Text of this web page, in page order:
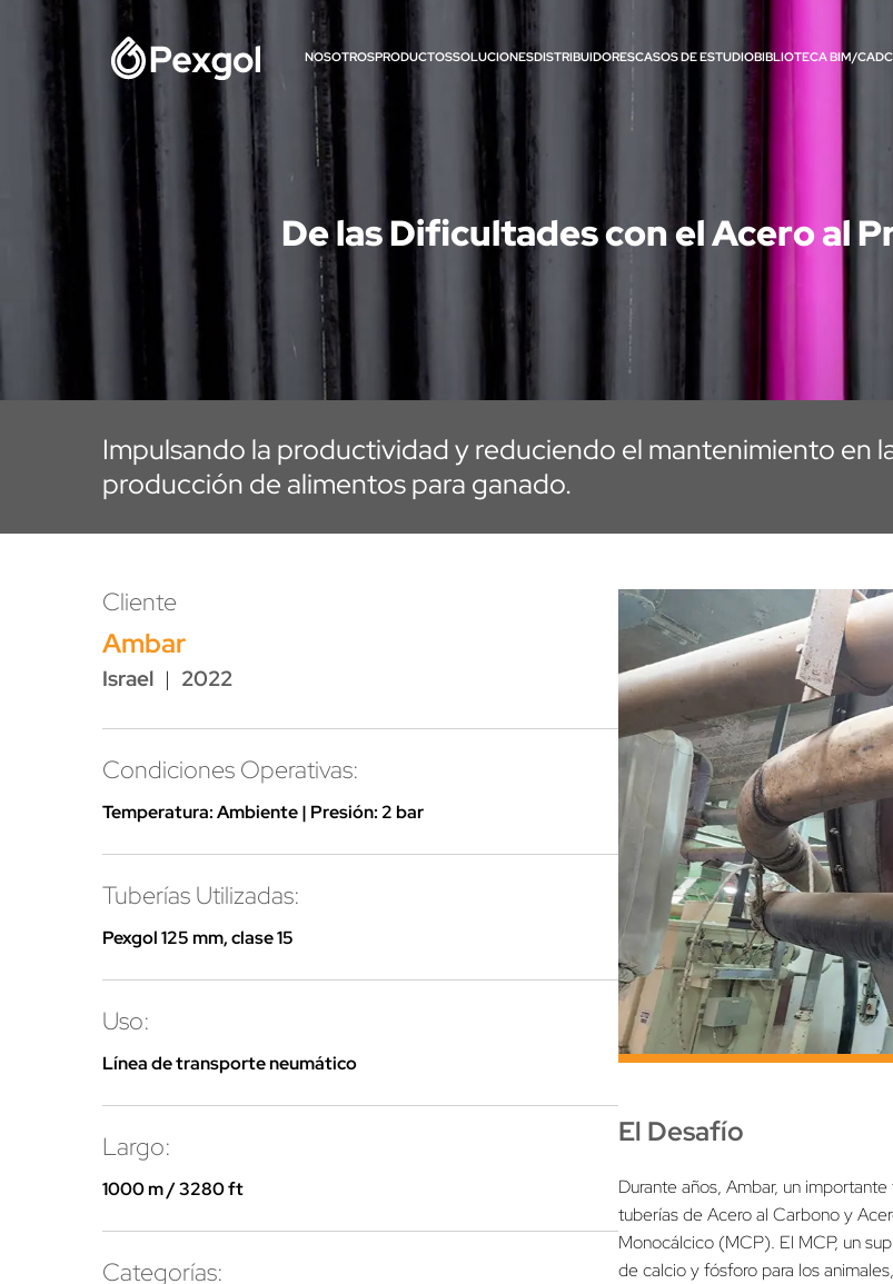
NOSOTROSPRODUCTOSSOLUCIONESDISTRIBUIDORESCASOS DE ESTUDIOBIBLIOTECA BIM/CAD
De las Dificultades con el Acero al
Impulsando la productividad y reduciendo el mantenimiento en
producción de alimentos para ganado.
Cliente
Ambar
Israel | 2022
Condiciones Operativas:
Temperatura: Ambiente | Presión: 2 bar
Tuberías Utilizadas:
Pexgol 125 mm, clase 15
Uso:
Línea de transporte neumático
Largo:
1000 m / 3280 ft
Categorías:
El Desafío
Durante años, Ambar, un
tuberías de Acero al Carbono y
Monocálcico (MCP). El MCP, un
de calcio y fósforo para los